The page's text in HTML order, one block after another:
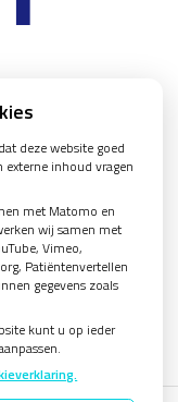
zien.
deze website goed
externe inhoud vragen
met Matomo en
wij samen met
Vimeo,
Patiëntenvertellen
gegevens zoals
kunt u op ieder